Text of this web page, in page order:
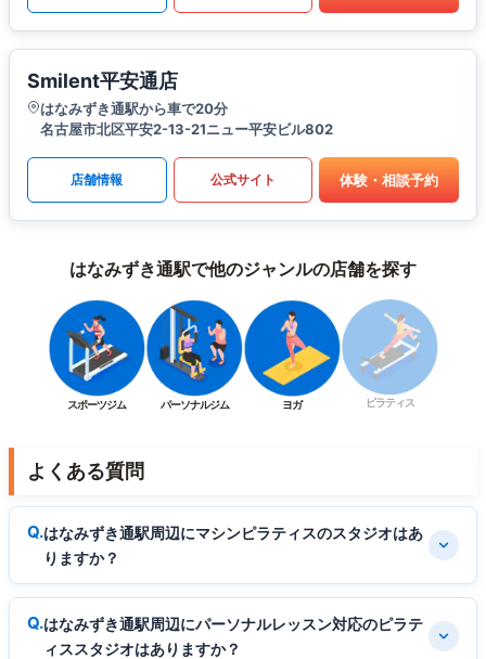
Smilent平安通店
はなみずき通駅から車で20分
名古屋市北区平安2-13-21ニュー平安ビル802
店舗情報 公式サイト 体験・相談予約
はなみずき通駅で他のジャンルの店舗を探す
スポーツジム パーソナルジム ヨガ ピラティス
よくある質問
はなみずき通駅周辺にマシンピラティスのスタジオはあ
りますか？
はなみずき通駅周辺にパーソナルレッスン対応のピラテ
ィススタジオはありますか？